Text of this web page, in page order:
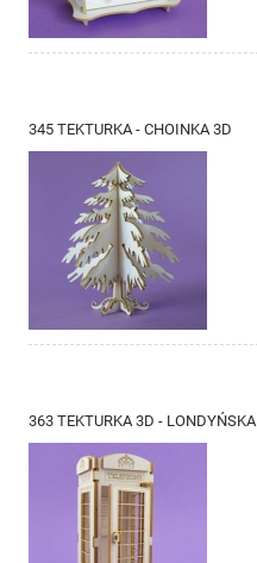
345 TEKTURKA - CHOINKA 3D
363 TEKTURKA 3D -